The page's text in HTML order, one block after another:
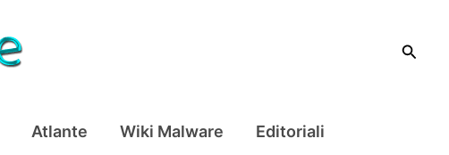
Cerca
Atlante Wiki Malware Editoriali